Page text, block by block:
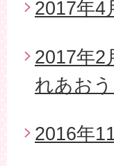
2017年4
2017年2
れあお
2016年